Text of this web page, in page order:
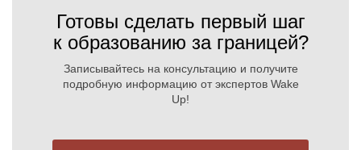
Готовы сделать первый шаг
к образованию за границей?
Записывайтесь на консультацию и получите
подробную информацию от экспертов Wake
Up!